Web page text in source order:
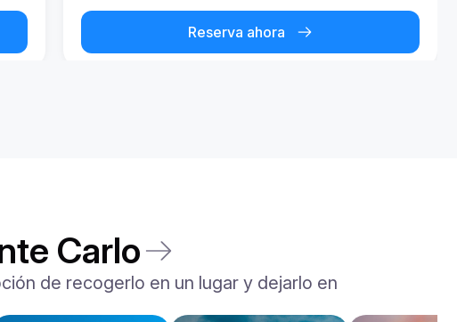
Reserva ahora
Carlo
de recogerlo en un lugar y dejarlo en